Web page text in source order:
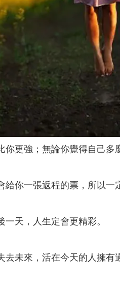
更強；無論你覺得自己多
你一張返程的票，所以一
天，人生定會更精彩。
未來，活在今天的人擁有